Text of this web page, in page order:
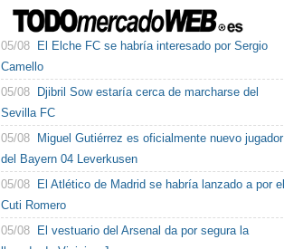
05/08
El Elche FC se habría interesado por Sergio
Camello
05/08
Djibril Sow estaría cerca de marcharse del
Sevilla FC
05/08
Miguel Gutiérrez es oficialmente nuevo jugador
del Bayern 04 Leverkusen
05/08
El Atlético de Madrid se habría lanzado a por el
Cuti Romero
05/08
El vestuario del Arsenal da por segura la